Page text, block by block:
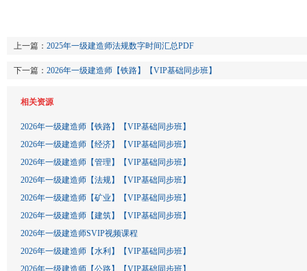
上一篇： 2025年一级建造师法规数字时间汇总PDF
下一篇： 2026年一级建造师【铁路】【VIP基础同步班】
相关资源
2026年一级建造师【铁路】【VIP基础同步班】
2026年一级建造师【经济】【VIP基础同步班】
2026年一级建造师【管理】【VIP基础同步班】
2026年一级建造师【法规】【VIP基础同步班】
2026年一级建造师【矿业】【VIP基础同步班】
2026年一级建造师【建筑】【VIP基础同步班】
2026年一级建造师SVIP视频课程
2026年一级建造师【水利】【VIP基础同步班】
2026年一级建造师【公路】【VIP基础同步班】